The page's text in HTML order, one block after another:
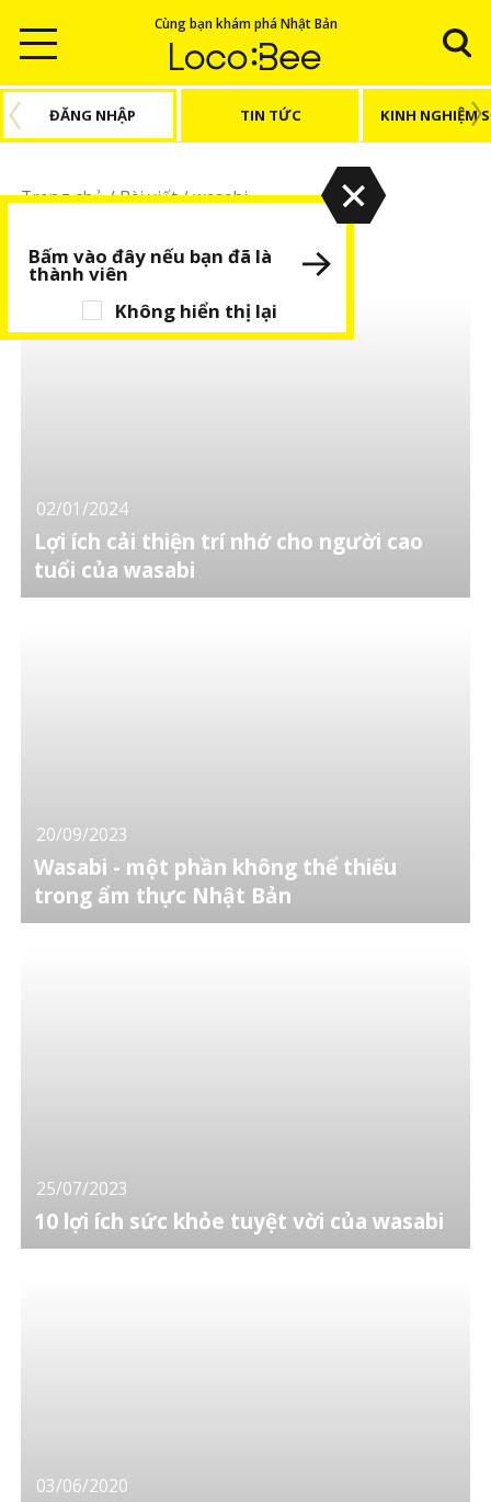
Cùng bạn khám phá Nhật Bản
ĐĂNG NHẬP TIN TỨC KINH NGHIỆM
Trang chủ/Bài viết/wasabi
wasabi
02/01/2024
Lợi ích cải thiện trí nhớ cho người cao
tuổi của wasabi
20/09/2023
Wasabi - một phần không thể thiếu
trong ẩm thực Nhật Bản
25/07/2023
10 lợi ích sức khỏe tuyệt vời của wasabi
03/06/2020
Không hiển thị lại
Bấm vào đây nếu bạn đã là
thành viên